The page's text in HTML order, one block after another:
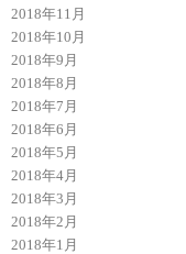
2018年11月
2018年10月
2018年9月
2018年8月
2018年7月
2018年6月
2018年5月
2018年4月
2018年3月
2018年2月
2018年1月